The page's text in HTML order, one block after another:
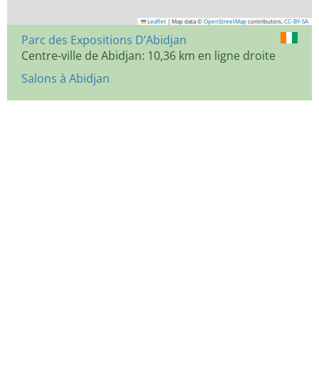
Leaflet | Map data © OpenStreetMap contributors, CC-BY-SA
Parc des Expositions D’Abidjan
Centre-ville de Abidjan: 10,36 km en ligne droite
Salons à Abidjan